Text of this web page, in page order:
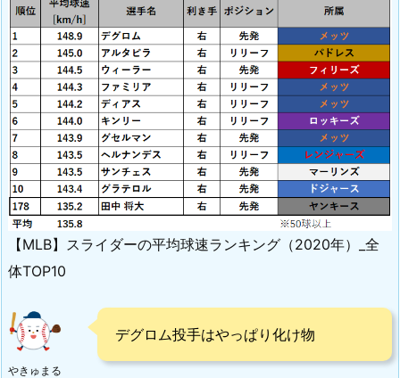
【MLB】スライダーの平均球速ランキング（2020年）_全
体TOP10
やきゅまる
デグロム投手はやっぱり化け物